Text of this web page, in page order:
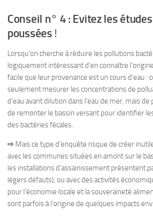
Conseil n° 4 : Evitez les
poussées !
Lorsqu’on cherche à réduire les pollutions
logiquement intéressant d’en connaître
facile que leur provenance est un cours d’eau :
seulement mesurer les concentrations de
d’eau avant dilution dans l’eau de mer, mais
de remonter le bassin versant pour identifier
des bactéries fécales.
⇨ Mais ce type d’enquête risque de créer
avec les communes situées en amont sur le
les installations d’assainissement présentent
légers défauts), ou avec des activités
pour l’économie locale et la souveraineté
sont parfois à l’origine de quelques impacts